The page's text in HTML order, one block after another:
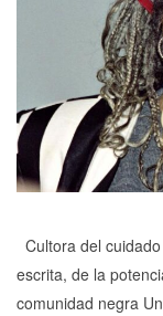
Cultora del
escrita, de la
comunidad negra